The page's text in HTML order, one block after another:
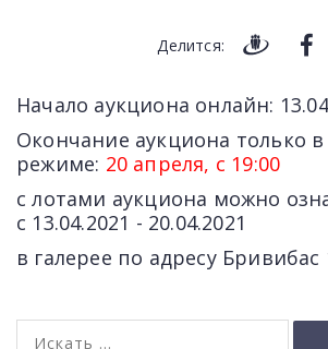
Делится:
Начало аукциона онлайн:
Окончание аукциона только
режиме: 20 апреля, с 19:00
с лотами аукциона можно
c 13.04.2021 - 20.04.2021
в галерее по адресу Бривибас